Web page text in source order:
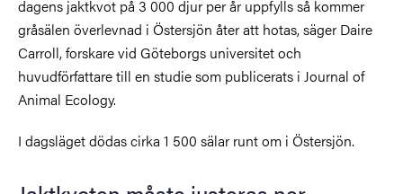
dagens jaktkvot på 3 000 djur per år uppfylls så kommer
gråsälen överlevnad i Östersjön åter att hotas, säger Daire
Carroll, forskare vid Göteborgs universitet och
huvudförfattare till en studie som publicerats i Journal of
Animal Ecology.
I dagsläget dödas cirka 1 500 sälar runt om i Östersjön.